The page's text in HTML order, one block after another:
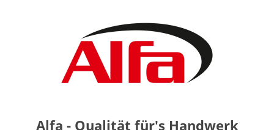
Alfa - Qualität für's Handwerk